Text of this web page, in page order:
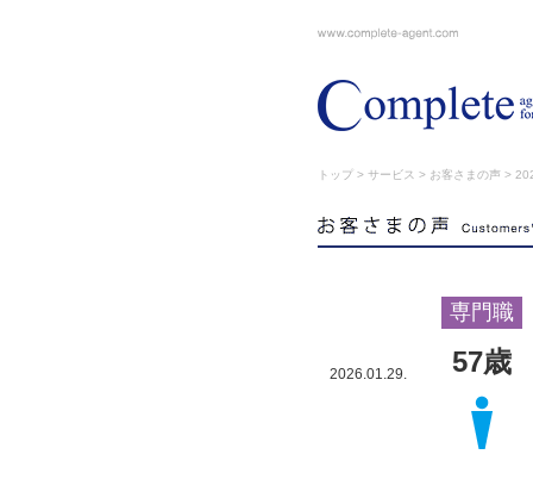
トップ> サービス > お客さまの声>
専門職
57歳
2026.01.29.